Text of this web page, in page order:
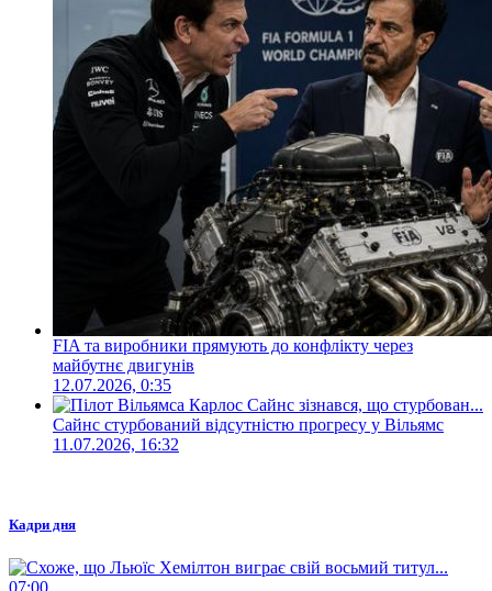
FIA та виробники прямують до конфлікту через
майбутнє двигунів
12.07.2026, 0:35
Сайнс стурбований відсутністю прогресу у Вільямс
11.07.2026, 16:32
Кадри дня